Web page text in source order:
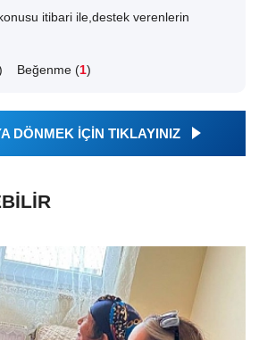
itibari ile,destek verenlerin
Beğenme (1)
DÖNMEK İÇİN TIKLAYINIZ